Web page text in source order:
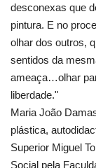
desconexas que
pintura. E no
olhar dos outros,
sentidos da
ameaça…olhar
liberdade."
Maria João
plástica,
Superior Miguel
Social pela